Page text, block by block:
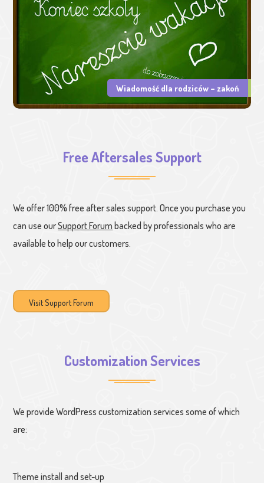
Wiadomość dla rodziców – zakoń
Free Aftersales Support
We offer 100% free after sales support. Once you purchase you
can use ourSupport Forum backed by professionals who are
available to help our customers.
Visit Support Forum
Customization Services
We provide WordPress customization services some of which
are:
Theme install and set-up